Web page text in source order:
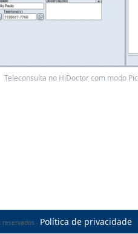
Teleconsulta no HiDoctor com modo
- Política de privacidade